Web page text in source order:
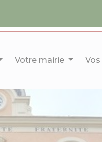
Votre mairie